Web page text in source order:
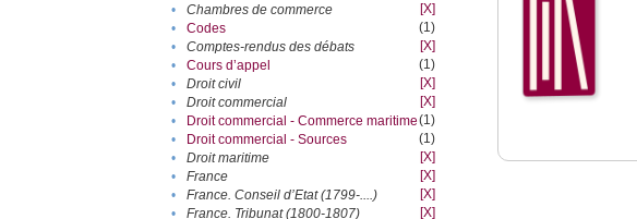
•
Chambres de commerce
[X]
•
Codes
(1)
•
Comptes-rendus des débats
[X]
•
Cours d’appel
(1)
•
Droit civil
[X]
•
Droit commercial
[X]
•
Droit commercial - Commerce maritime(1)
•
Droit commercial - Sources
(1)
•
Droit maritime
[X]
•
France
[X]
•
France. Conseil d’Etat (1799-....)
[X]
•
France. Tribunat (1800-1807)
[X]